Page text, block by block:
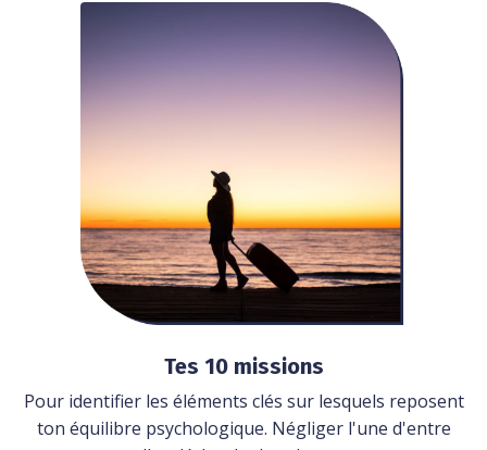
Tes 10 missions
Pour identifier les éléments clés sur lesquels reposent
ton équilibre psychologique. Négliger l'une d'entre